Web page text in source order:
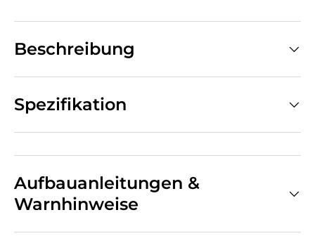
Beschreibung
Spezifikation
Aufbauanleitungen &
Warnhinweise